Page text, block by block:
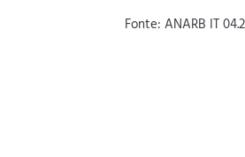
Fonte: ANARB IT